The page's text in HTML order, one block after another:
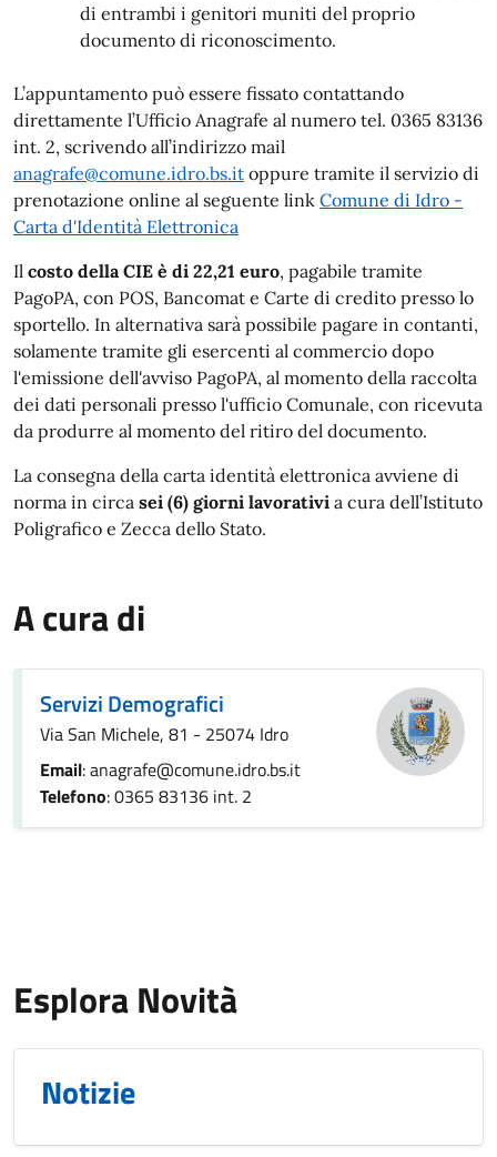
di entrambi i genitori muniti del proprio
documento di riconoscimento.
L’appuntamento può essere fissato contattando
direttamente l’Ufficio Anagrafe al numero tel. 0365 83136
int. 2, scrivendo all’indirizzo mail
anagrafe@comune.idro.bs.it oppure tramite il servizio di
prenotazione online al seguente link Comune di Idro -
Carta d'Identità Elettronica
Il costo della CIE è di 22,21 euro, pagabile tramite
PagoPA, con POS, Bancomat e Carte di credito presso lo
sportello. In alternativa sarà possibile pagare in contanti,
solamente tramite gli esercenti al commercio dopo
l'emissione dell'avviso PagoPA, al momento della raccolta
dei dati personali presso l'ufficio Comunale, con ricevuta
da produrre al momento del ritiro del documento.
La consegna della carta identità elettronica avviene di
norma in circa sei (6) giorni lavorativi a cura dell’Istituto
Poligrafico e Zecca dello Stato.
A cura di
Servizi Demografici
Via San Michele, 81 - 25074 Idro
Email: anagrafe@comune.idro.bs.it
Telefono: 0365 83136 int. 2
Esplora Novità
Notizie